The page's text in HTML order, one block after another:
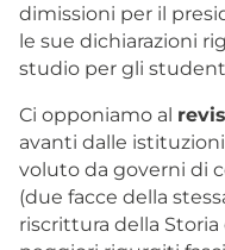
dimissioni per il
le sue dichiarazioni
studio per gli
Ci opponiamo al
avanti dalle
voluto da governi di
(due facce della
riscrittura della Storia